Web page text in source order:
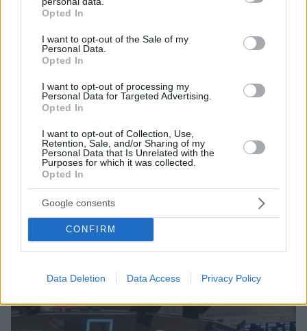
grant or deny consent to Google and its third-party tags to
use your data for below specified purposes in below Google
consent section.
Opted In
I want to opt-out of the Sale of my
Personal Data.
Opted In
I want to opt-out of processing my
Personal Data for Targeted Advertising.
Opted In
I want to opt-out of Collection, Use,
Retention, Sale, and/or Sharing of my
Personal Data that Is Unrelated with the
Purposes for which it was collected.
Opted In
Google consents
CONFIRM
Data Deletion Data Access Privacy Policy
Wall Street: Με ρεκόρ έκλεισαν Dow Jones και S&P 500
στην τελευταία συνεδρίαση του 2020
Με κέρδη ολοκληρώθηκε το 2020 για το
χρηματιστήριο της Νέας Υόρκης
31.12.2020, 23:33